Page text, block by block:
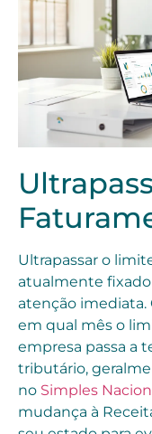
Ultrapassar o
atualmente fixado
atenção imediata.
em qual mês o
empresa passa a
tributário,
no Simples
mudança à